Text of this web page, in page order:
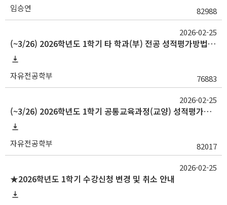
임승연 82988
(~3/26) 2026학년도 1학기 타 학과(부) 전공 성적평가방법 선택제 신청 안내
자유전공학부 76883
2026-02-25
(~3/26) 2026학년도 1학기 공통교육과정(교양) 성적평가방법 선택제 신청 안내
자유전공학부 82017
2026-02-25
★2026학년도 1학기 수강신청 변경 및 취소 안내
2026-02-25